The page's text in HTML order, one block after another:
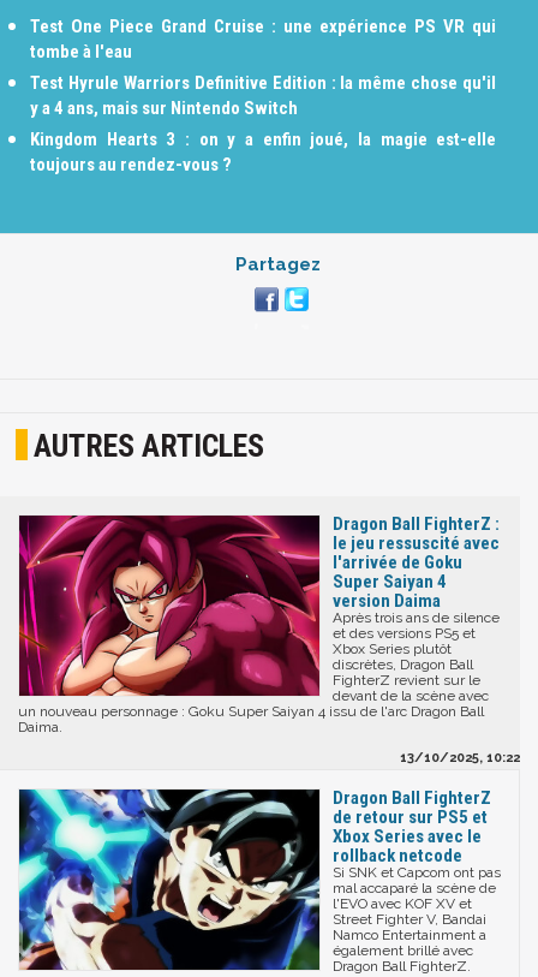
Test One Piece Grand Cruise : une expérience PS VR qui
tombe à l'eau
Test Hyrule Warriors Definitive Edition : la même chose qu'il
y a 4 ans, mais sur Nintendo Switch
Kingdom Hearts 3 : on y a enfin joué, la magie est-elle
toujours au rendez-vous ?
Partagez
AUTRES ARTICLES
Dragon Ball FighterZ :
le jeu ressuscité avec
l'arrivée de Goku
Super Saiyan 4
version Daima
Après trois ans de silence
et des versions PS5 et
Xbox Series plutôt
discrètes, Dragon Ball
FighterZ revient sur le
devant de la scène avec
un nouveau personnage : Goku Super Saiyan 4 issu de l'arc Dragon Ball
Daima.
13/10/2025, 10:22
Dragon Ball FighterZ
de retour sur PS5 et
Xbox Series avec le
rollback netcode
Si SNK et Capcom ont pas
mal accaparé la scène de
l'EVO avec KOF XV et
Street Fighter V, Bandai
Namco Entertainment a
également brillé avec
Dragon Ball FighterZ.